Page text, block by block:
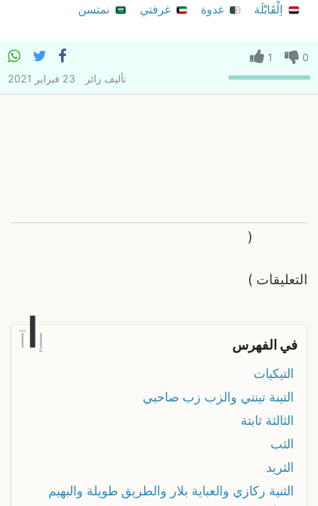
اِلْقَابْلَة
غدوة غرفتي نمتسن
0
1
تأليف زائر 23 فبراير 2021
التعليقات
(
)
في الفهرس إ آ
التيكيات
التينة تينتي والزب زب صاحبي
الثالثة ثابتة
الثب
الثريد
الثنية ركازي والعباية بلار والطريق طويلة والبهيم